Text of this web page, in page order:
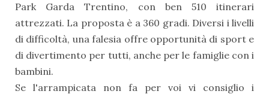
Park Garda Trentino, con ben 510 itinerari
attrezzati. La proposta è a 360 gradi. Diversi i livelli
di difficoltà, una falesia offre opportunità di sport e
di divertimento per tutti, anche per le famiglie con i
bambini.
Se l'arrampicata non fa per voi vi consiglio i